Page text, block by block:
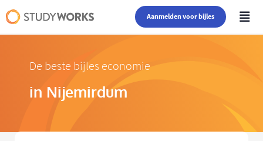
Aanmelden voor bijles
De beste bijles economie
in Nijemirdum